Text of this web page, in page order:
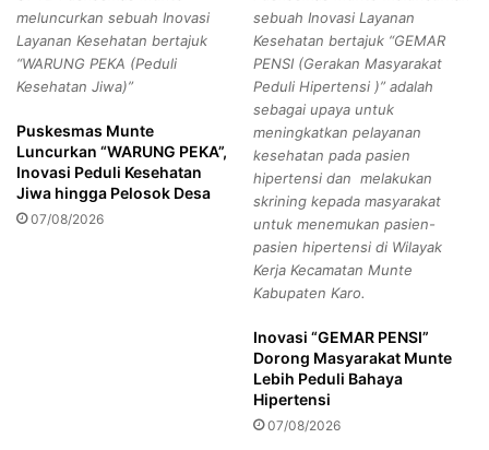
e
r
a
s
D
e
s
-
P
r
o
g
a
m
T
a
meluncurkan sebuah Inovasi
Layanan Kesehatan bertajuk
“WARUNG PEKA (Peduli
Kesehatan Jiwa)”
Puskesmas Munte
Luncurkan “WARUNG PEKA”,
Inovasi Peduli Kesehatan
Jiwa hingga Pelosok Desa
07/08/2026
sebuah Inovasi Layanan
Kesehatan bertajuk “GEMAR
PENSI (Gerakan Masyarakat
Peduli Hipertensi )” adalah
sebagai upaya untuk
meningkatkan pelayanan
kesehatan pada pasien
hipertensi dan melakukan
skrining kepada masyarakat
untuk menemukan pasien-
pasien hipertensi di Wilayak
Kerja Kecamatan Munte
Kabupaten Karo.
Inovasi “GEMAR PENSI”
Dorong Masyarakat Munte
Lebih Peduli Bahaya
Hipertensi
07/08/2026